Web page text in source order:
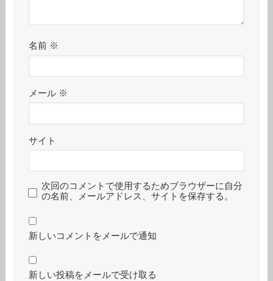
名前 ※
メール ※
サイト
次回のコメントで使用するためブラウザーに自分
の名前、メールアドレス、サイトを保存する。
新しいコメントをメールで通知
新しい投稿をメールで受け取る